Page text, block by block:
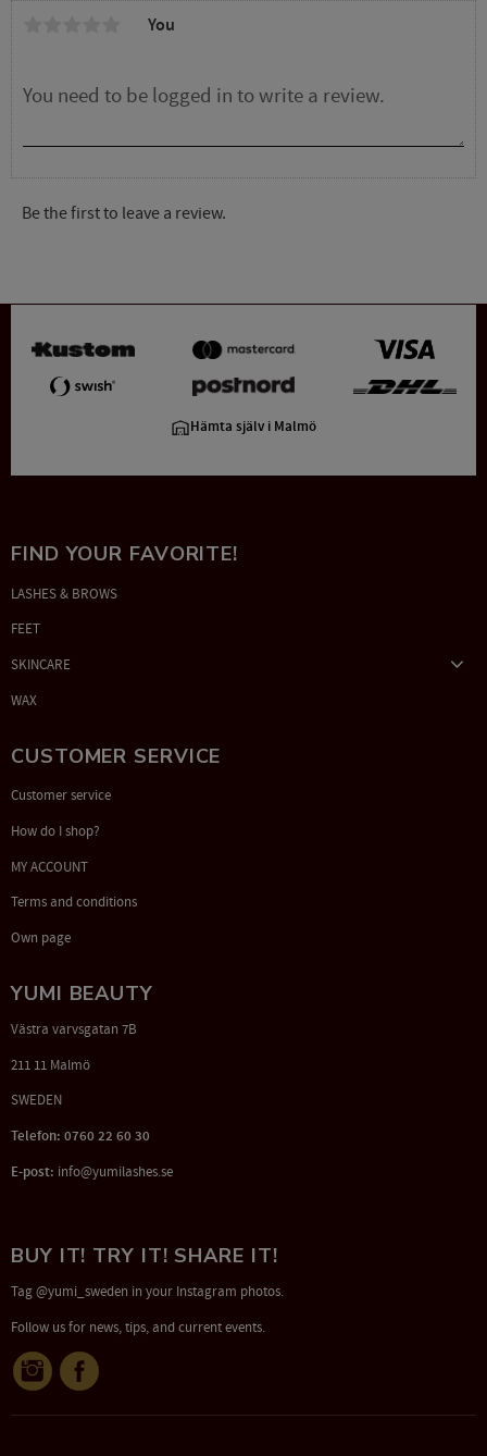
You
Be the first to leave a review.
Hämta själv i Malmö
FIND YOUR FAVORITE!
LASHES & BROWS
FEET
SKINCARE
WAX
CUSTOMER SERVICE
Customer service
How do I shop?
MY ACCOUNT
Terms and conditions
Own page
YUMI BEAUTY
Västra varvsgatan 7B
211 11 Malmö
SWEDEN
Telefon: 0760 22 60 30
E-post: info@yumilashes.se
BUY IT! TRY IT! SHARE IT!
Tag @yumi_sweden in your Instagram photos.
Follow us for news, tips, and current events.